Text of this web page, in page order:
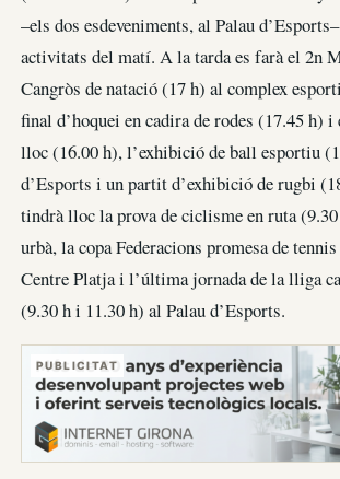
–els dos esdeveniments, al Palau
activitats del matí. A la tarda es farà el 2n
Cangròs de natació (17 h) al complex
final d’hoquei en cadira de rodes (17.45 h)
lloc (16.00 h), l’exhibició de ball esportiu
d’Esports i un partit d’exhibició de rugbi
tindrà lloc la prova de ciclisme en ruta
urbà, la copa Federacions promesa de
Centre Platja i l’última jornada de la lliga
(9.30 h i 11.30 h) al Palau d’Esports.
PUBLICITAT